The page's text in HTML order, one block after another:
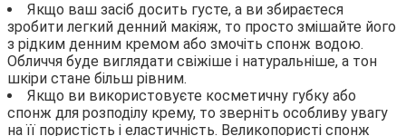
Якщо ваш засіб досить густе, а ви збираєтеся
зробити легкий денний макіяж, то просто змішайте його
з рідким денним кремом або змочіть спонж водою.
Обличчя буде виглядати свіжіше і натуральніше, а тон
шкіри стане більш рівним.
Якщо ви використовуєте косметичну губку або
спонж для розподілу крему, то зверніть особливу увагу
на її пористість і еластичність. Великопористі спонж